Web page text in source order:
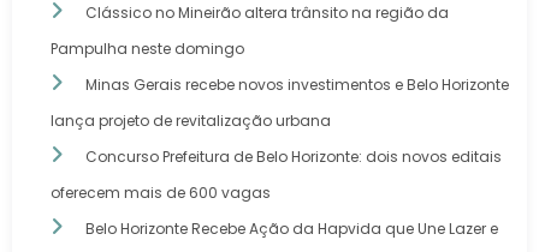
Clássico no Mineirão altera trânsito na região da
Pampulha neste domingo
Minas Gerais recebe novos investimentos e Belo Horizonte
lança projeto de revitalização urbana
Concurso Prefeitura de Belo Horizonte: dois novos editais
oferecem mais de 600 vagas
Belo Horizonte Recebe Ação da Hapvida que Une Lazer e